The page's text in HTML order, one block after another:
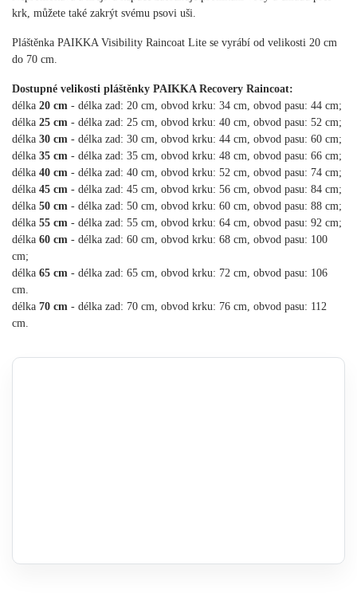
krk, můžete také zakrýt svému psovi uši.
Pláštěnka PAIKKA Visibility Raincoat Lite se vyrábí od velikosti 20 cm
do 70 cm.
Dostupné velikosti pláštěnky PAIKKA Recovery Raincoat:
délka 20 cm - délka zad: 20 cm, obvod krku: 34 cm, obvod pasu: 44 cm;
délka 25 cm - délka zad: 25 cm, obvod krku: 40 cm, obvod pasu: 52 cm;
délka 30 cm - délka zad: 30 cm, obvod krku: 44 cm, obvod pasu: 60 cm;
délka 35 cm - délka zad: 35 cm, obvod krku: 48 cm, obvod pasu: 66 cm;
délka 40 cm - délka zad: 40 cm, obvod krku: 52 cm, obvod pasu: 74 cm;
délka 45 cm - délka zad: 45 cm, obvod krku: 56 cm, obvod pasu: 84 cm;
délka 50 cm - délka zad: 50 cm, obvod krku: 60 cm, obvod pasu: 88 cm;
délka 55 cm - délka zad: 55 cm, obvod krku: 64 cm, obvod pasu: 92 cm;
délka 60 cm - délka zad: 60 cm, obvod krku: 68 cm, obvod pasu: 100
cm;
délka 65 cm - délka zad: 65 cm, obvod krku: 72 cm, obvod pasu: 106
cm.
délka 70 cm - délka zad: 70 cm, obvod krku: 76 cm, obvod pasu: 112
cm.